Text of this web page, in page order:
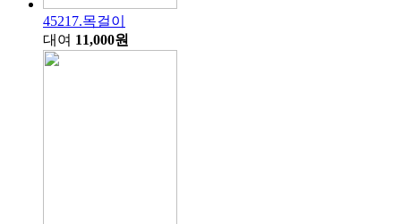
45217.목걸이
대여 11,000원